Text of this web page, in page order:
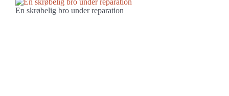
En skrøbelig bro under reparation